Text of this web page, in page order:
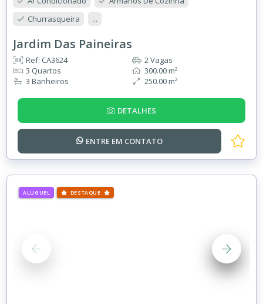
Churrasqueira
...
Jardim Das Paineiras
Ref: CA3624
3 Quartos
3 Banheiros
2 Vagas
300.00 m²
250.00 m²
DETALHES
ENTRE EM CONTATO
ALUGUEL DESTAQUE